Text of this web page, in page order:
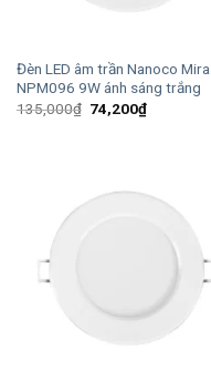
Đèn LED âm trần Nanoco Mira
NPM096 9W ánh sáng trắng
135,000₫ Giá
gốc
74,200₫Giá
hiện